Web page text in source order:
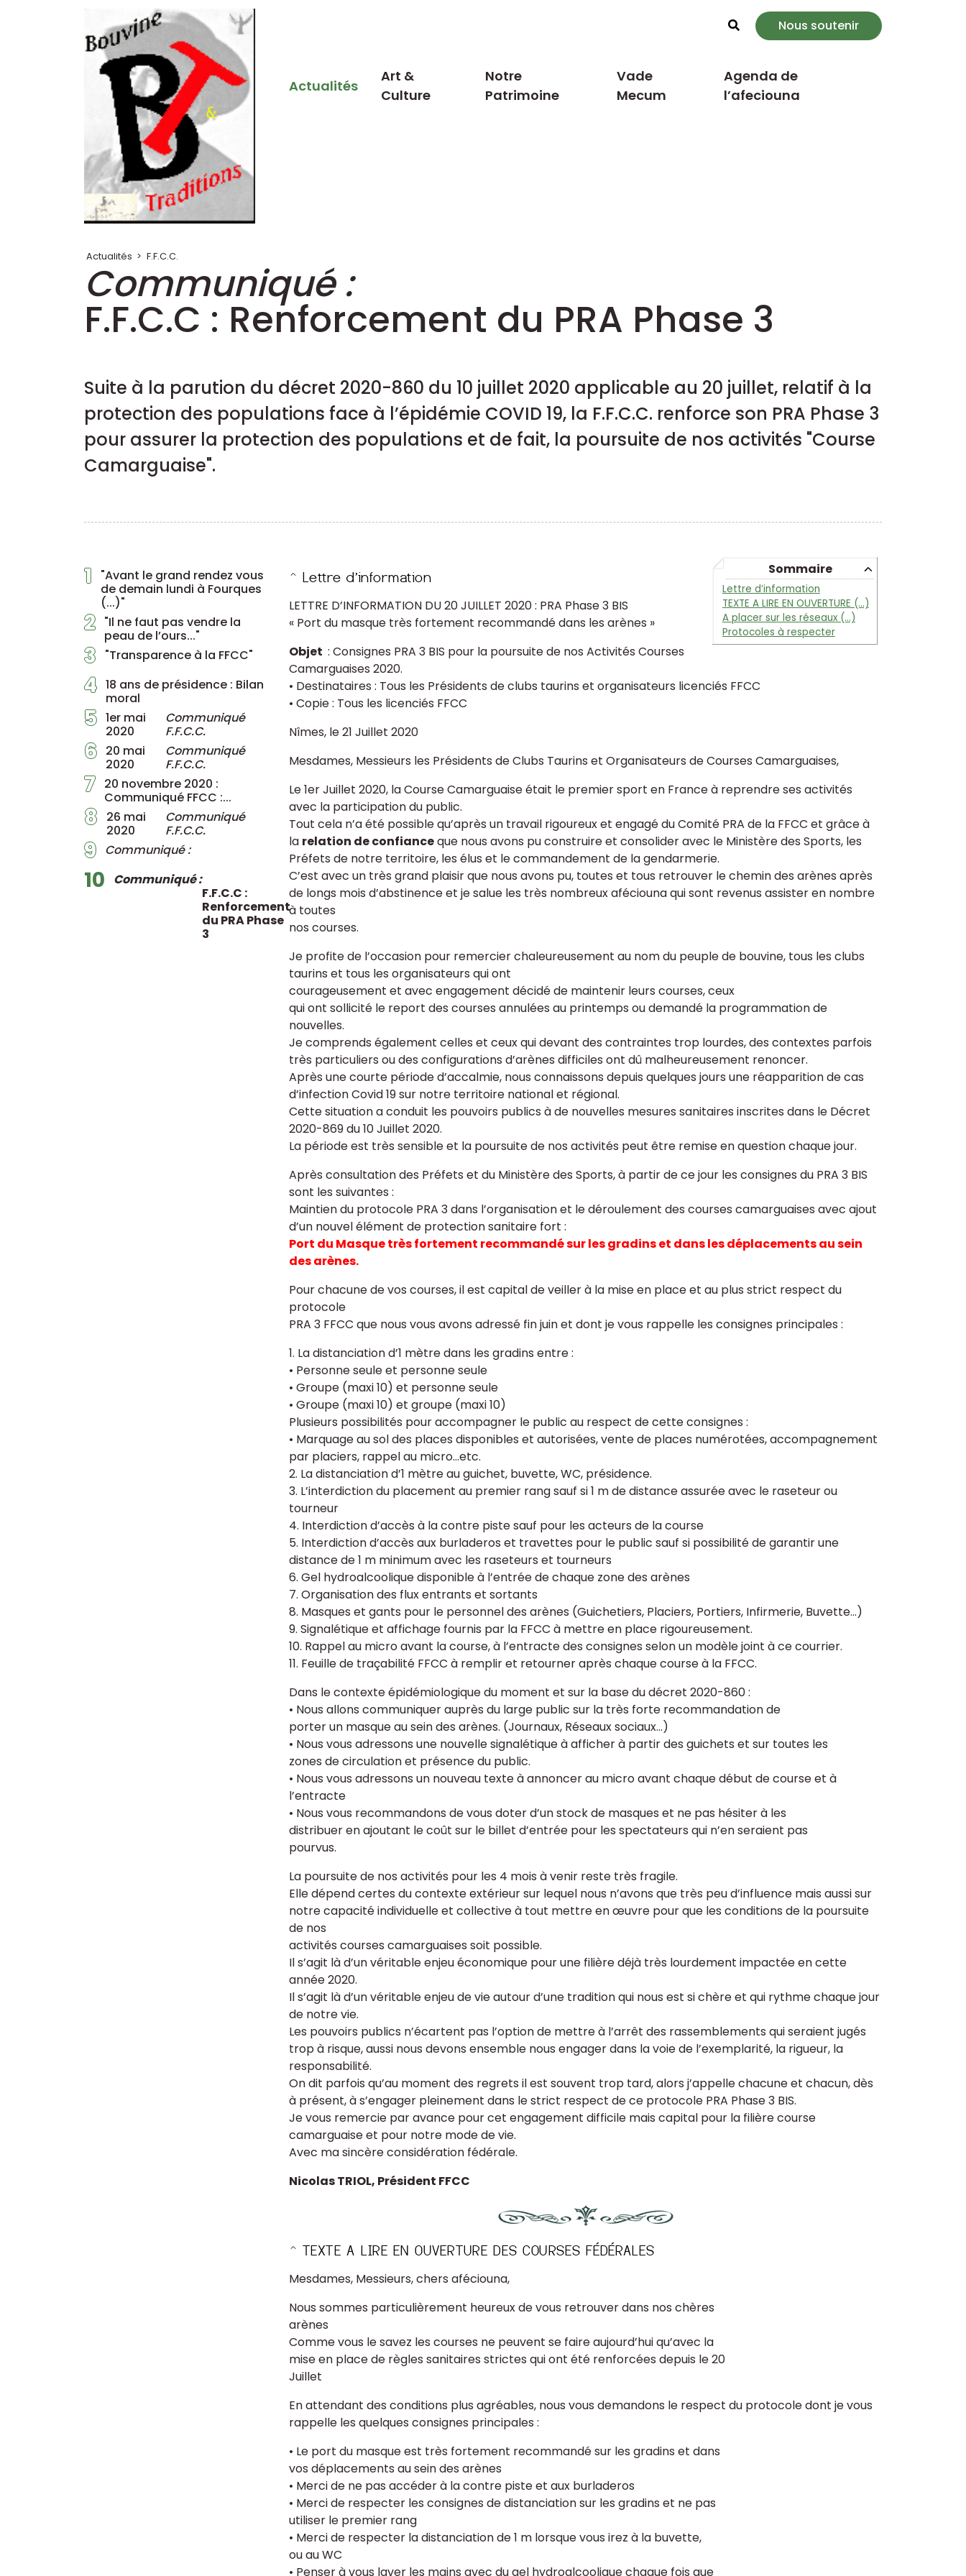
Rechercher
Nous soutenir
Actualités
Art &
Culture
Notre
Patrimoine
Vade
Mecum
Agenda de
l’afeciouna
Actualités > F.F.C.C.
Communiqué :
F.F.C.C : Renforcement du PRA Phase 3
Suite à la parution du décret 2020-860 du 10 juillet 2020 applicable au 20 juillet, relatif à la
protection des populations face à l’épidémie COVID 19, la F.F.C.C. renforce son PRA Phase 3
pour assurer la protection des populations et de fait, la poursuite de nos activités "Course
Camarguaise".
1
"Avant le grand rendez vous
de demain lundi à Fourques
(...)"
2 "Il ne faut pas vendre la
peau de l’ours..."
3 "Transparence à la FFCC"
4 18 ans de présidence : Bilan
moral
5 1er mai
2020
Communiqué
F.F.C.C.
6 20 mai
2020
Communiqué
F.F.C.C.
7 20 novembre 2020 :
Communiqué FFCC :...
8
26 mai
2020
Communiqué
F.F.C.C.
9 Communiqué :
10
Communiqué :
F.F.C.C :
Renforcement
du PRA Phase
3
Sommaire
Lettre d’information
TEXTE A LIRE EN OUVERTURE (…)
A placer sur les réseaux (…)
Protocoles à respecter
LETTRE D’INFORMATION DU 20 JUILLET 2020 : PRA Phase 3 BIS
« Port du masque très fortement recommandé dans les arènes »
Objet : Consignes PRA 3 BIS pour la poursuite de nos Activités Courses
Camarguaises 2020.
• Destinataires : Tous les Présidents de clubs taurins et organisateurs licenciés FFCC
• Copie : Tous les licenciés FFCC
Nîmes, le 21 Juillet 2020
Mesdames, Messieurs les Présidents de Clubs Taurins et Organisateurs de Courses Camarguaises,
Le 1er Juillet 2020, la Course Camarguaise était le premier sport en France à reprendre ses activités
avec la participation du public.
Tout cela n’a été possible qu’après un travail rigoureux et engagé du Comité PRA de la FFCC et grâce à
la relation de confianceque nous avons pu construire et consolider avec le Ministère des Sports, les
Préfets de notre territoire, les élus et le commandement de la gendarmerie.
C’est avec un très grand plaisir que nous avons pu, toutes et tous retrouver le chemin des arènes après
de longs mois d’abstinence et je salue les très nombreux aféciouna qui sont revenus assister en nombre
à toutes
nos courses.
Je profite de l’occasion pour remercier chaleureusement au nom du peuple de bouvine, tous les clubs
taurins et tous les organisateurs qui ont
courageusement et avec engagement décidé de maintenir leurs courses, ceux
qui ont sollicité le report des courses annulées au printemps ou demandé la programmation de
nouvelles.
Je comprends également celles et ceux qui devant des contraintes trop lourdes, des contextes parfois
très particuliers ou des configurations d’arènes difficiles ont dû malheureusement renoncer.
Après une courte période d’accalmie, nous connaissons depuis quelques jours une réapparition de cas
d’infection Covid 19 sur notre territoire national et régional.
Cette situation a conduit les pouvoirs publics à de nouvelles mesures sanitaires inscrites dans le Décret
2020-869 du 10 Juillet 2020.
La période est très sensible et la poursuite de nos activités peut être remise en question chaque jour.
Après consultation des Préfets et du Ministère des Sports, à partir de ce jour les consignes du PRA 3 BIS
sont les suivantes :
Maintien du protocole PRA 3 dans l’organisation et le déroulement des courses camarguaises avec ajout
d’un nouvel élément de protection sanitaire fort :
Port du Masque très fortement recommandé sur les gradins et dans les déplacements au sein
des arènes.
Pour chacune de vos courses, il est capital de veiller à la mise en place et au plus strict respect du
protocole
PRA 3 FFCC que nous vous avons adressé fin juin et dont je vous rappelle les consignes principales :
1. La distanciation d’1 mètre dans les gradins entre :
• Personne seule et personne seule
• Groupe (maxi 10) et personne seule
• Groupe (maxi 10) et groupe (maxi 10)
Plusieurs possibilités pour accompagner le public au respect de cette consignes :
• Marquage au sol des places disponibles et autorisées, vente de places numérotées, accompagnement
par placiers, rappel au micro...etc.
2. La distanciation d’1 mètre au guichet, buvette, WC, présidence.
3. L’interdiction du placement au premier rang sauf si 1 m de distance assurée avec le raseteur ou
tourneur
4. Interdiction d’accès à la contre piste sauf pour les acteurs de la course
5. Interdiction d’accès aux burladeros et travettes pour le public sauf si possibilité de garantir une
distance de 1 m minimum avec les raseteurs et tourneurs
6. Gel hydroalcoolique disponible à l’entrée de chaque zone des arènes
7. Organisation des flux entrants et sortants
8. Masques et gants pour le personnel des arènes (Guichetiers, Placiers, Portiers, Infirmerie, Buvette...)
9. Signalétique et affichage fournis par la FFCC à mettre en place rigoureusement.
10. Rappel au micro avant la course, à l’entracte des consignes selon un modèle joint à ce courrier.
11. Feuille de traçabilité FFCC à remplir et retourner après chaque course à la FFCC.
Dans le contexte épidémiologique du moment et sur la base du décret 2020-860 :
• Nous allons communiquer auprès du large public sur la très forte recommandation de
porter un masque au sein des arènes. (Journaux, Réseaux sociaux...)
• Nous vous adressons une nouvelle signalétique à afficher à partir des guichets et sur toutes les
zones de circulation et présence du public.
• Nous vous adressons un nouveau texte à annoncer au micro avant chaque début de course et à
l’entracte
• Nous vous recommandons de vous doter d’un stock de masques et ne pas hésiter à les
distribuer en ajoutant le coût sur le billet d’entrée pour les spectateurs qui n’en seraient pas
pourvus.
La poursuite de nos activités pour les 4 mois à venir reste très fragile.
Elle dépend certes du contexte extérieur sur lequel nous n’avons que très peu d’influence mais aussi sur
notre capacité individuelle et collective à tout mettre en œuvre pour que les conditions de la poursuite
de nos
activités courses camarguaises soit possible.
Il s’agit là d’un véritable enjeu économique pour une filière déjà très lourdement impactée en cette
année 2020.
Il s’agit là d’un véritable enjeu de vie autour d’une tradition qui nous est si chère et qui rythme chaque jour
de notre vie.
Les pouvoirs publics n’écartent pas l’option de mettre à l’arrêt des rassemblements qui seraient jugés
trop à risque, aussi nous devons ensemble nous engager dans la voie de l’exemplarité, la rigueur, la
responsabilité.
On dit parfois qu’au moment des regrets il est souvent trop tard, alors j’appelle chacune et chacun, dès
à présent, à s’engager pleinement dans le strict respect de ce protocole PRA Phase 3 BIS.
Je vous remercie par avance pour cet engagement difficile mais capital pour la filière course
camarguaise et pour notre mode de vie.
Avec ma sincère considération fédérale.
Nicolas TRIOL, Président FFCC
Mesdames, Messieurs, chers aféciouna,
Nous sommes particulièrement heureux de vous retrouver dans nos chères
arènes
Comme vous le savez les courses ne peuvent se faire aujourd’hui qu’avec la
mise en place de règles sanitaires strictes qui ont été renforcées depuis le 20
Juillet
En attendant des conditions plus agréables, nous vous demandons le respect du protocole dont je vous
rappelle les quelques consignes principales :
• Le port du masque est très fortement recommandé sur les gradins et dans
vos déplacements au sein des arènes
• Merci de ne pas accéder à la contre piste et aux burladeros
• Merci de respecter les consignes de distanciation sur les gradins et ne pas
utiliser le premier rang
• Merci de respecter la distanciation de 1 m lorsque vous irez à la buvette,
ou au WC
• Penser à vous laver les mains avec du gel hydroalcoolique chaque fois que